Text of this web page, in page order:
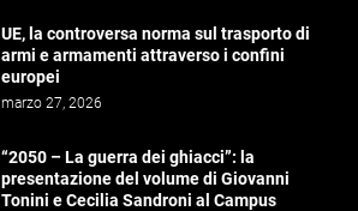
UE, la controversa norma sul trasporto di
armi e armamenti attraverso i confini
europei
marzo 27, 2026
“2050 – La guerra dei ghiacci”: la
presentazione del volume di Giovanni
Tonini e Cecilia Sandroni al Campus